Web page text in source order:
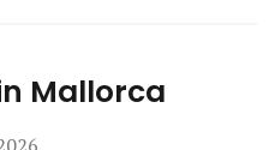
Mallorca